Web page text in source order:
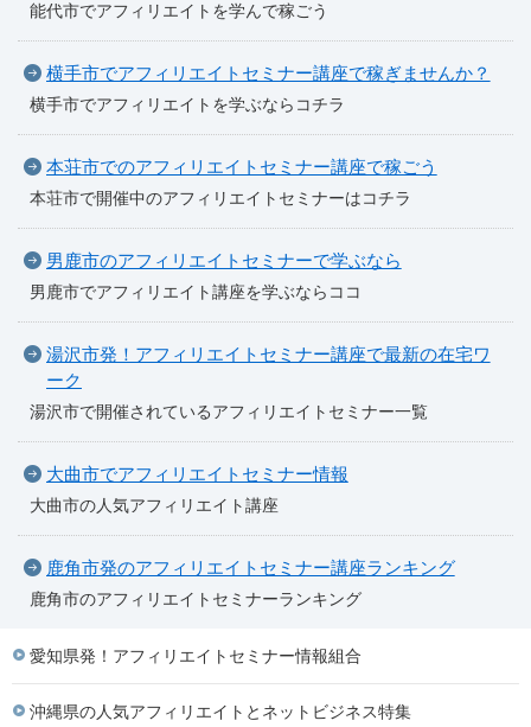
能代市でアフィリエイトを学んで稼ごう
横手市でアフィリエイトセミナー講座で稼ぎませんか？
横手市でアフィリエイトを学ぶならコチラ
本荘市でのアフィリエイトセミナー講座で稼ごう
本荘市で開催中のアフィリエイトセミナーはコチラ
男鹿市のアフィリエイトセミナーで学ぶなら
男鹿市でアフィリエイト講座を学ぶならココ
湯沢市発！アフィリエイトセミナー講座で最新の在宅ワ
ーク
湯沢市で開催されているアフィリエイトセミナー一覧
大曲市でアフィリエイトセミナー情報
大曲市の人気アフィリエイト講座
鹿角市発のアフィリエイトセミナー講座ランキング
鹿角市のアフィリエイトセミナーランキング
愛知県発！アフィリエイトセミナー情報組合
沖縄県の人気アフィリエイトとネットビジネス特集